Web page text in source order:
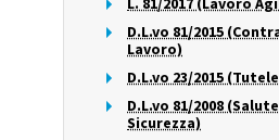
D.L.vo 81/2015
Lavoro)
D.L.vo 23/2015
D.L.vo 81/2008
Sicurezza)